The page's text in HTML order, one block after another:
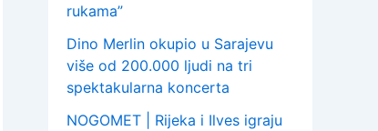
rukama”
Dino Merlin okupio u Sarajevu
više od 200.000 ljudi na tri
spektakularna koncerta
NOGOMET | Rijeka i Ilves igraju